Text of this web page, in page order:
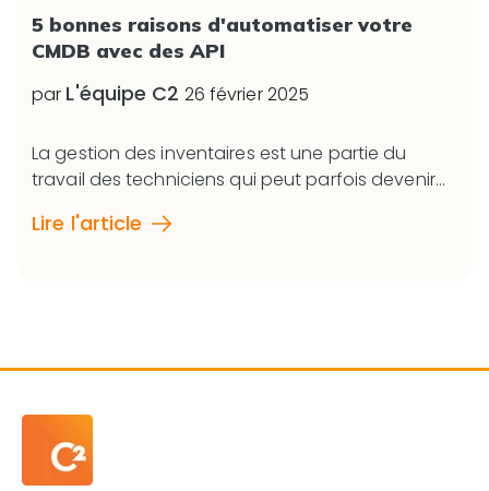
5 bonnes raisons d'automatiser votre
CMDB avec des API
par L'équipe C2 26 février 2025
La gestion des inventaires est une partie du
travail des techniciens qui peut parfois devenir...
Lire l'article